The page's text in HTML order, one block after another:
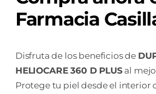
Farmacia
Disfruta de los beneficios de
HELIOCARE 360 D PLUSal
Protege tu piel desde el interior